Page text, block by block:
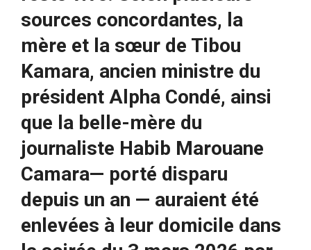
sources concordantes, la
mère et la sœur de Tibou
Kamara, ancien ministre du
président Alpha Condé, ainsi
que la belle-mère du
journaliste Habib Marouane
Camara— porté disparu
depuis un an — auraient été
enlevées à leur domicile dans